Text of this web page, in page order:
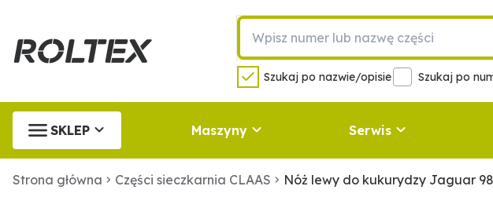
Szukaj po nazwie/opisie Szukaj po
SKLEP Maszyny Serwis
Strona główna Części sieczkarnia CLAAS Nóż lewy do kukurydzy Jaguar